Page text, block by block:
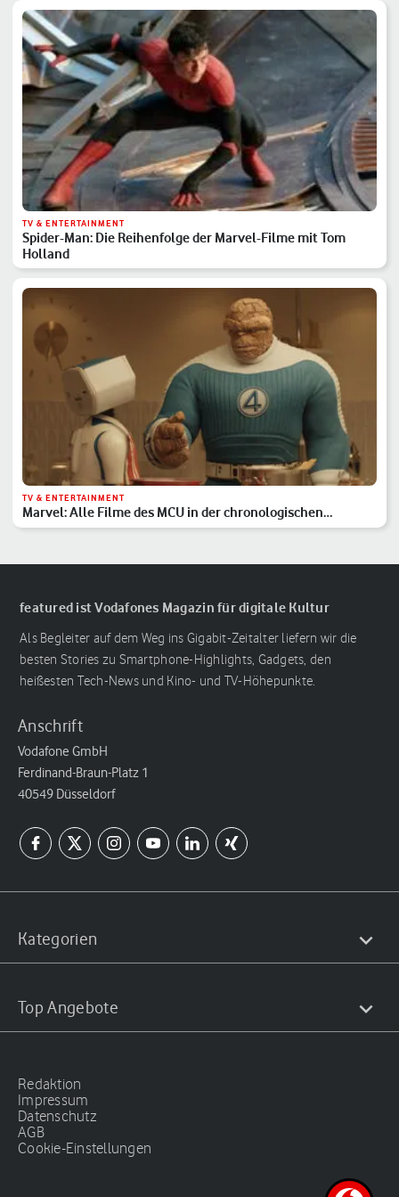
TV & ENTERTAINMENT
Spider-Man: Die Reihenfolge der Marvel-Filme mit Tom
Holland
TV & ENTERTAINMENT
Marvel: Alle Filme des MCU in der chronologischen
Reihenfolge
featured ist Vodafones Magazin für digitale Kultur
Als Begleiter auf dem Weg ins Gigabit-Zeitalter liefern wir die
besten Stories zu Smartphone-Highlights, Gadgets, den
heißesten Tech-News und Kino- und TV-Höhepunkte.
Anschrift
Vodafone GmbH
Ferdinand-Braun-Platz 1
40549 Düsseldorf
Kategorien
Top Angebote
Redaktion
Impressum
Datenschutz
AGB
Cookie-Einstellungen